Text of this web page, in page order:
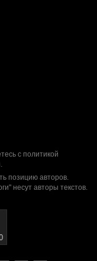
с политикой
.
позицию авторов.
несут авторы текстов.